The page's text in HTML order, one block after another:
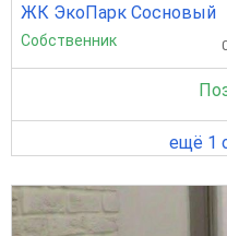
ЖК ЭкоПарк Сосновый
Собственник
ещё 1